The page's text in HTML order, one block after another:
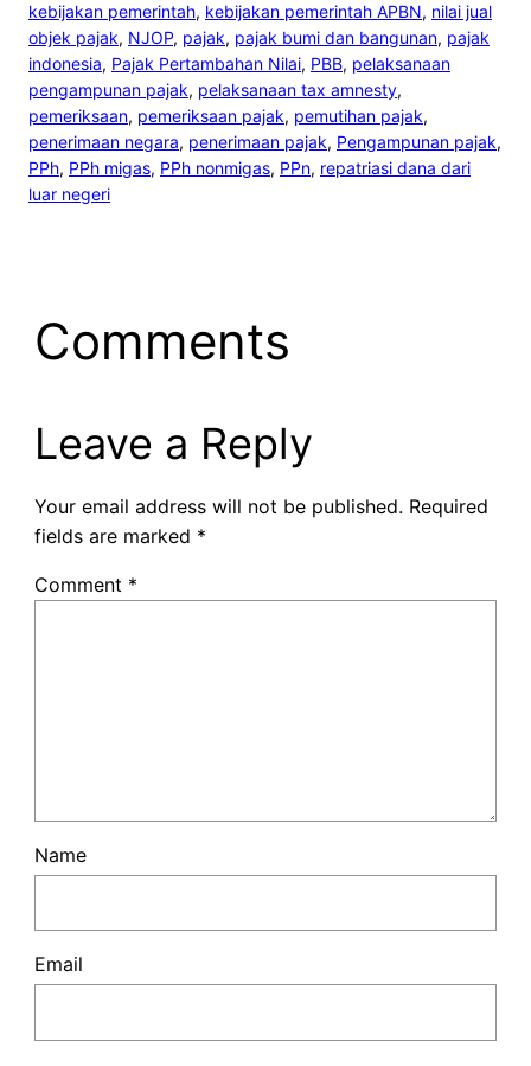
kebijakan pemerintah, kebijakan pemerintah APBN, nilai jual
objek pajak, NJOP, pajak, pajak bumi dan bangunan, pajak
indonesia, Pajak Pertambahan Nilai, PBB, pelaksanaan
pengampunan pajak, pelaksanaan tax amnesty
pemeriksaan, pemeriksaan pajak, pemutihan pajak
penerimaan negara, penerimaan pajak, Pengampunan pajak
PPh, PPh migas, PPh nonmigas, PPn, repatriasi dana dari
luar negeri
Comments
Leave a Reply
Your email address will not be published. Required
fields are marked *
Comment *
Name
Email